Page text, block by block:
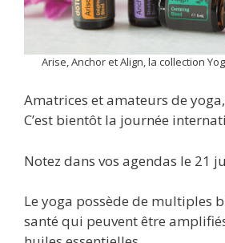
Arise, Anchor et Align, la collection
Amatrices et amateurs de
C’est bientôt la journée
Notez dans vos agendas le 21
Le yoga possède de multiples
santé qui peuvent être